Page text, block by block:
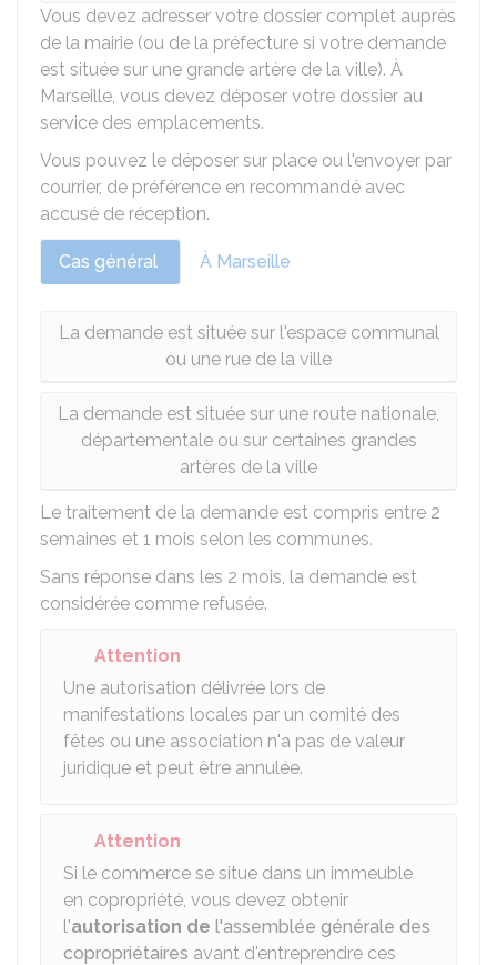
Vous devez adresser votre dossier complet auprès
de la mairie (ou de la préfecture si votre demande
est située sur une grande artère de la ville). À
Marseille, vous devez déposer votre dossier au
service des emplacements.
Vous pouvez le déposer sur place ou l'envoyer par
courrier, de préférence en recommandé avec
accusé de réception.
Cas général À Marseille
La demande est située sur l'espace communal
ou une rue de la ville
La demande est située sur une route nationale,
départementale ou sur certaines grandes
artères de la ville
Le traitement de la demande est compris entre 2
semaines et 1 mois selon les communes.
Sans réponse dans les 2 mois, la demande est
considérée comme refusée.
Attention
Une autorisation délivrée lors de
manifestations locales par un comité des
fêtes ou une association n'a pas de valeur
juridique et peut être annulée.
Attention
Si le commerce se situe dans un immeuble
en copropriété, vous devez obtenir
l'autorisation de l'assemblée générale des
copropriétaires avant d'entreprendre ces